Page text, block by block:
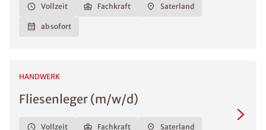
Vollzeit Fachkraft Saterland
ab sofort
HANDWERK
Fliesenleger (m/w/d)
Vollzeit Fachkraft Saterland